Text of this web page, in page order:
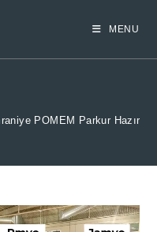
MENU
POMEM Parkur